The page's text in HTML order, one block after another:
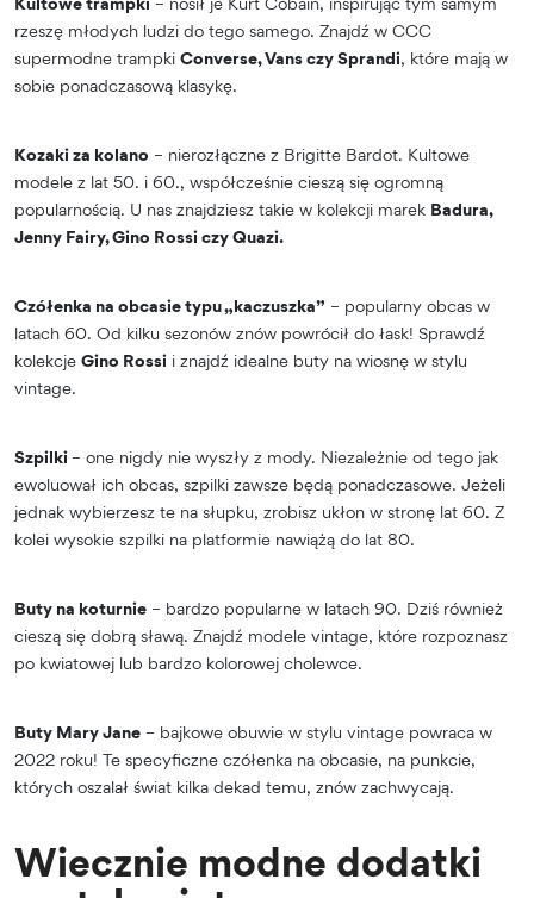
rzeszę młodych ludzi do tego samego. Znajdź w CCC
supermodne trampki Converse, Vans czy Sprandi, które mają w
sobie ponadczasową klasykę.
Kozaki za kolano – nierozłączne z Brigitte Bardot. Kultowe
modele z lat 50. i 60., współcześnie cieszą się ogromną
popularnością. U nas znajdziesz takie w kolekcji marek Badura,
Jenny Fairy, Gino Rossi czy Quazi.
Czółenka na obcasie typu „kaczuszka” – popularny obcas w
latach 60. Od kilku sezonów znów powrócił do łask! Sprawdź
kolekcje Gino Rossi i znajdź idealne buty na wiosnę w stylu
vintage.
Szpilki – one nigdy nie wyszły z mody. Niezależnie od tego jak
ewoluował ich obcas, szpilki zawsze będą ponadczasowe. Jeżeli
jednak wybierzesz te na słupku, zrobisz ukłon w stronę lat 60. Z
kolei wysokie szpilki na platformie nawiążą do lat 80.
Buty na koturnie – bardzo popularne w latach 90. Dziś również
cieszą się dobrą sławą. Znajdź modele vintage, które rozpoznasz
po kwiatowej lub bardzo kolorowej cholewce.
Buty Mary Jane – bajkowe obuwie w stylu vintage powraca w
2022 roku! Te specyficzne czółenka na obcasie, na punkcie,
których oszalał świat kilka dekad temu, znów zachwycają.
Wiecznie modne dodatki